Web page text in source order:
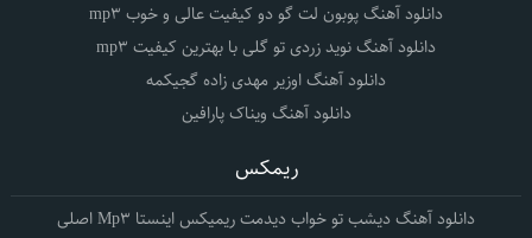
دانلود آهنگ پوبون لت گو دو کیفیت عالی و خوب mp3
دانلود آهنگ نوید زردی تو گلی با بهترین کیفیت mp3
دانلود آهنگ اوزیر مهدی زاده گجیکمه
دانلود آهنگ ویناک پارافین
ریمکس
دانلود آهنگ دیشب تو خواب دیدمت ریمیکس اینستا Mp3 اصلی